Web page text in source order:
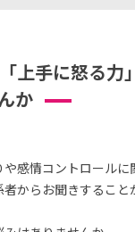
上手に怒る力
か
感情コントロールに
からお聞きすること